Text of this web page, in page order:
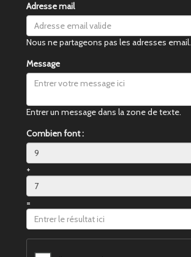
Adresse mail
Nous ne partageons pas les adresses email.
Message
Entrer un message dans la zone de texte.
Combien font :
+
=